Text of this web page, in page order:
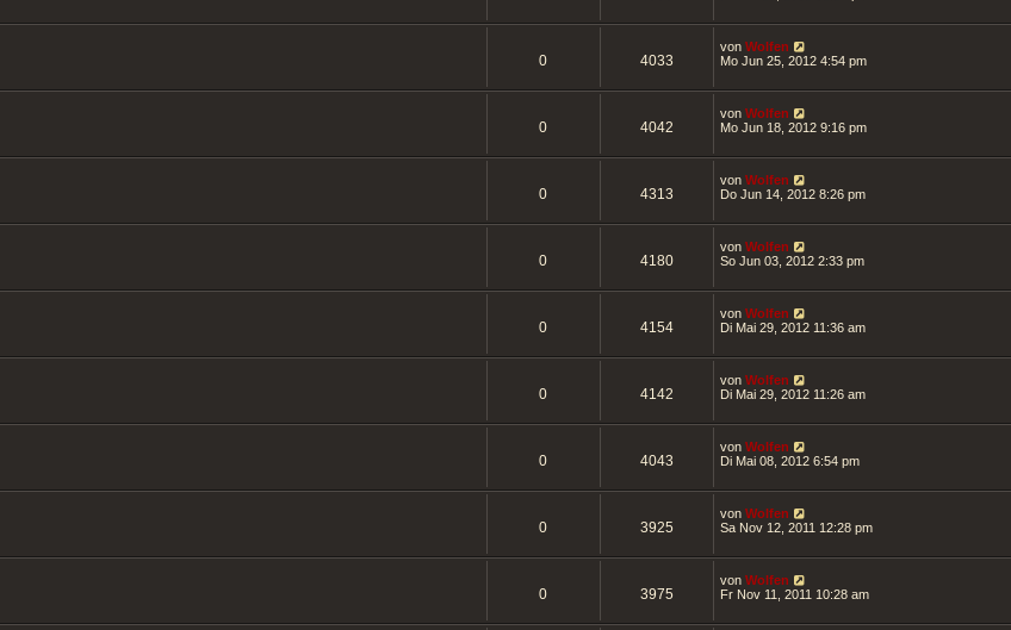
0 4033
von Wolfen
Mo Jun 25, 2012 4:54 pm
0 4042
von Wolfen
Mo Jun 18, 2012 9:16 pm
0 4313
von Wolfen
Do Jun 14, 2012 8:26 pm
0 4180
von Wolfen
So Jun 03, 2012 2:33 pm
0 4154
von Wolfen
Di Mai 29, 2012 11:36 am
0 4142
von Wolfen
Di Mai 29, 2012 11:26 am
0 4043
von Wolfen
Di Mai 08, 2012 6:54 pm
0 3925
von Wolfen
Sa Nov 12, 2011 12:28 pm
0 3975
von Wolfen
Fr Nov 11, 2011 10:28 am